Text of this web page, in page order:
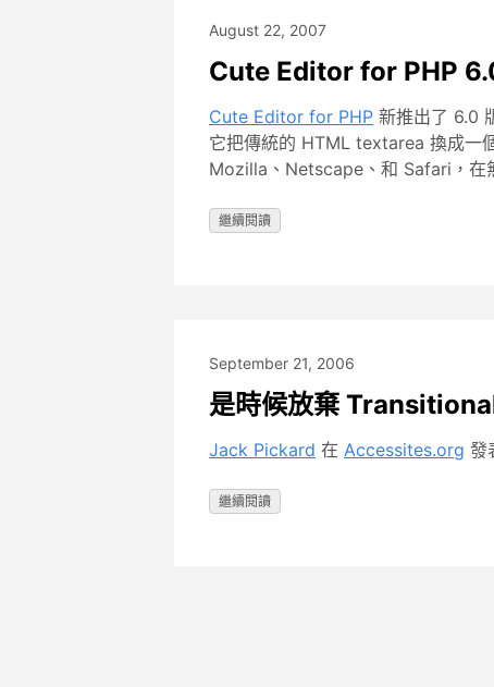
August 22, 2007
Cute Editor for PHP
Cute Editor for PHP 新推出了 6.0
它把傳統的 HTML textarea 換成一
Mozilla、Netscape、和 Safari，在
繼續閱讀
September 21, 2006
是時候放棄
Jack Pickard 在 Accessites.org 發
繼續閱讀